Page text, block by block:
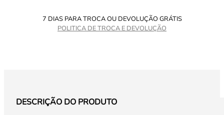
7 DIAS PARA TROCA OU DEVOLUÇÃO GRÁTIS
POLITICA DE TROCA E DEVOLUÇÃO
DESCRIÇÃO DO PRODUTO